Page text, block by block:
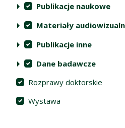
Publikacje naukowe
Materiały
Publikacje inne
Dane badawcze
Rozprawy doktorskie
Wystawa